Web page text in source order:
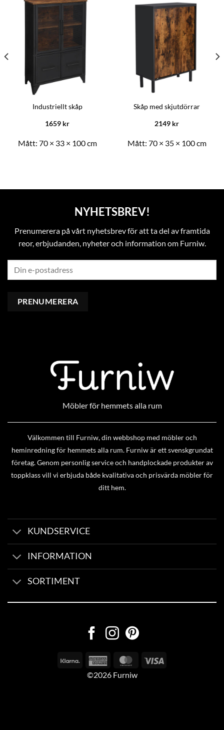
Industriellt skåp
1659 kr
Mått: 70 × 33 × 100 cm
Skåp med skjutdörrar
2149 kr
Mått: 70 × 35 × 100 cm
NYHETSBREV!
Prenumerera på vårt nyhetsbrev för att ta del av framtida
reor, erbjudanden, nyheter och information om Furniw.
Möbler för hemmets alla rum
Välkommen till Furniw, din webbshop med möbler och
heminredning för hemmets alla rum. Furniw är ett svenskgrundat
företag. Genom personlig service och handplockade produkter av
toppklass vill vi erbjuda både kvalitativa och prisvärda möbler för
ditt hem.
KUNDSERVICE
INFORMATION
SORTIMENT
©2026 Furniw